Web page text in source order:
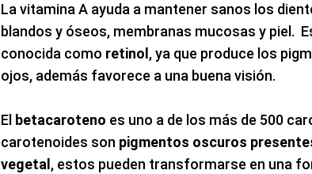
La vitamina A ayuda a mantener sanos los
blandos y óseos, membranas mucosas y piel.
conocida como retinol , ya que produce los
ojos, además favorece a una buena visión.
El betacaroteno es uno a de los más de 500
carotenoides son pigmentos oscuros
vegetal , estos pueden transformarse en una